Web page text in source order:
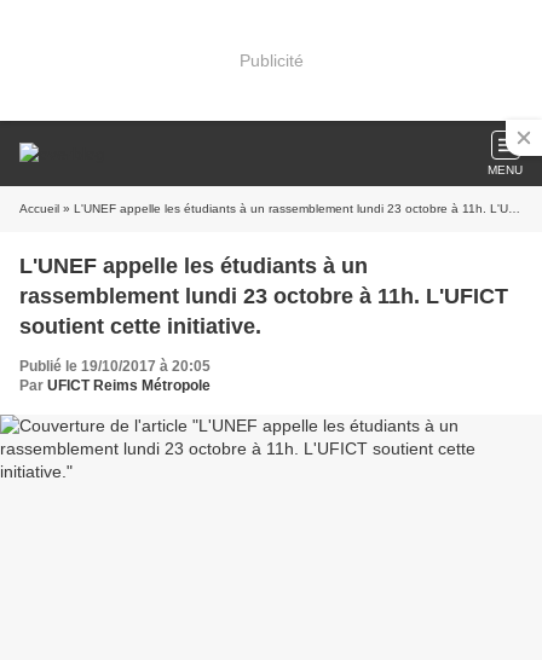
Publicité
MENU
Accueil » L'UNEF appelle les étudiants à un rassemblement lundi 23 octobre à 11h. L'UFICT soutient cette initiative.
L'UNEF appelle les étudiants à un
rassemblement lundi 23 octobre à 11h. L'UFICT
soutient cette initiative.
Publié le 19/10/2017 à 20:05
Par UFICT Reims Métropole